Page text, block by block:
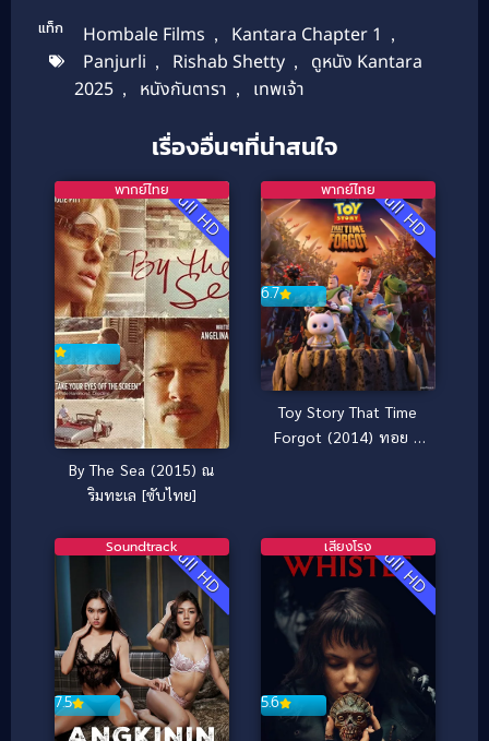
แท็ก Hombale Films , Kantara Chapter 1 ,
Panjurli , Rishab Shetty ,
ดูหนัง Kantara
2025 , หนังกันตารา , เทพเจ้า
เรื่องอื่นๆที่น่าสนใจ
Full HD
พากย์ไทย
By The Sea (2015) ณ
ริมทะเล [ซับไทย]
Full HD
6.7
พากย์ไทย
Toy Story That Time
Forgot (2014) ทอย ส
Full HD
7.5
Soundtrack Full HD
5.6
เสียงโรง